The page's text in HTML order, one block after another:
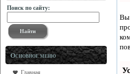
Поиск по сайту:
Основное меню
Главная
Вы